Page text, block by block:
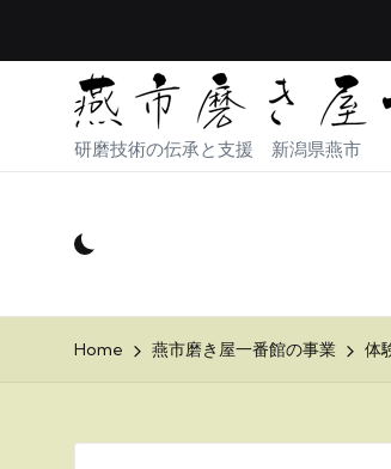
研磨技術の伝承と支援 新潟県燕市
Home 燕市磨き屋一番館の事業 体